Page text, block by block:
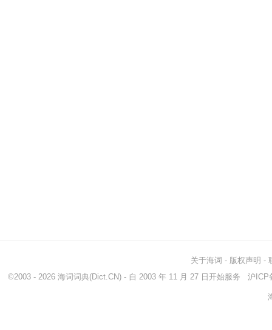
关于海词 - 版权声明 -
©2003 - 2026 海词词典(Dict.CN) - 自 2003 年 11 月 27 日开始服务 沪ICP